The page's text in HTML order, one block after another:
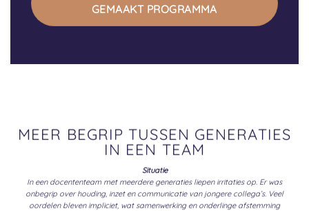
GEMAAKT PROGRAMMA
MEER BEGRIP TUSSEN GENERATIES
IN EEN TEAM
Situatie
In een docententeam met meerdere generaties liepen irritaties op. Er was
onbegrip over houding, inzet en communicatie van jongere collega’s. Veel
oordelen bleven impliciet, wat samenwerking en onderlinge afstemming